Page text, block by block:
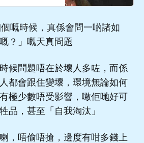
嘅時候，真係會問一啲諸如
？」嘅天真問題
候問題唔在於壞人多咗，而係
都會跟住變壞，環境無論如何
極少數唔受影響，噉佢哋好可
品，甚至「自我淘汰」
，唔偷唔搶，邊度有咁多錢上